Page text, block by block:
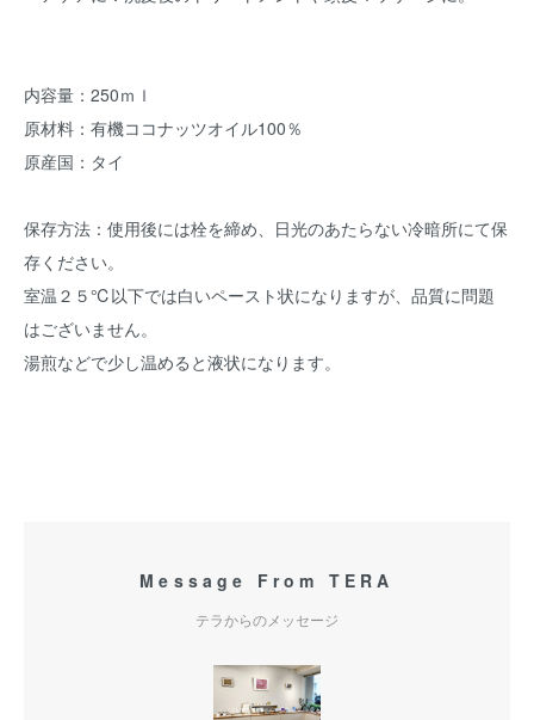
内容量：250ｍｌ
原材料：有機ココナッツオイル100％
原産国：タイ
保存方法：使用後には栓を締め、日光のあたらない冷暗所にて保
存ください。
室温２５℃以下では白いペースト状になりますが、品質に問題
はございません。
湯煎などで少し温めると液状になります。
Message From TERA
テラからのメッセージ